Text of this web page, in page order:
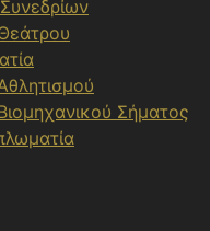
Σήματος